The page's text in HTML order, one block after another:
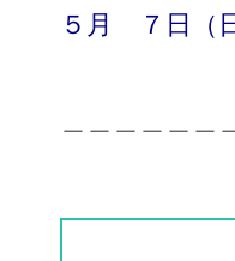
５月 ７日（